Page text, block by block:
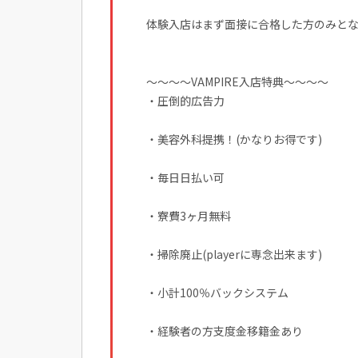
体験入店はまず面接に合格した方のみと
～～～～VAMPIRE入店特典～～～～
・圧倒的広告力
・美容外科提携！(かなりお得です)
・毎日日払い可
・寮費3ヶ月無料
・掃除廃止(playerに専念出来ます)
・小計100％バックシステム
・経験者の方支度金移籍金あり